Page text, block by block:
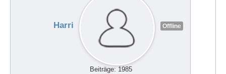
Harri Offline
Beiträge: 1985